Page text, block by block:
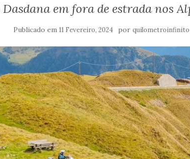
Dasdana em fora de estrada nos
Publicado em 11 Fevereiro, 2024 por quilometroinfinito